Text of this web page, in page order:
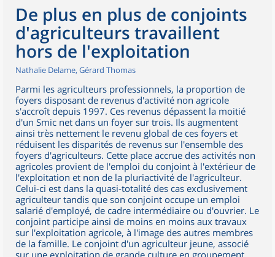
De plus en plus de conjoints
d'agriculteurs travaillent
hors de l'exploitation
Nathalie Delame, Gérard Thomas
Parmi les agriculteurs professionnels, la proportion de
foyers disposant de revenus d'activité non agricole
s'accroît depuis 1997. Ces revenus dépassent la moitié
d'un Smic net dans un foyer sur trois. Ils augmentent
ainsi très nettement le revenu global de ces foyers et
réduisent les disparités de revenus sur l'ensemble des
foyers d'agriculteurs. Cette place accrue des activités non
agricoles provient de l'emploi du conjoint à l'extérieur de
l'exploitation et non de la pluriactivité de l'agriculteur.
Celui-ci est dans la quasi-totalité des cas exclusivement
agriculteur tandis que son conjoint occupe un emploi
salarié d'employé, de cadre intermédiaire ou d'ouvrier. Le
conjoint participe ainsi de moins en moins aux travaux
sur l'exploitation agricole, à l'image des autres membres
de la famille. Le conjoint d'un agriculteur jeune, associé
sur une exploitation de grande culture en groupement